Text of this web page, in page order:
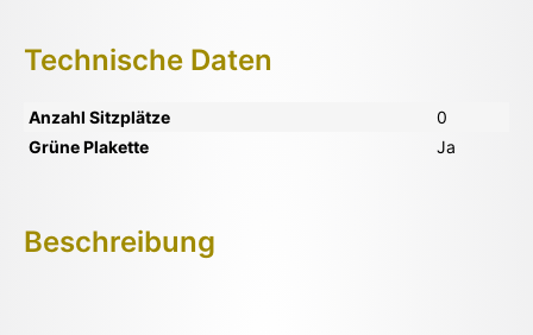
Technische Daten
Anzahl Sitzplätze
0
Grüne Plakette
Ja
Beschreibung